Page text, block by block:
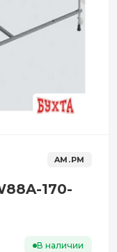
AM.PM
170-
В наличии